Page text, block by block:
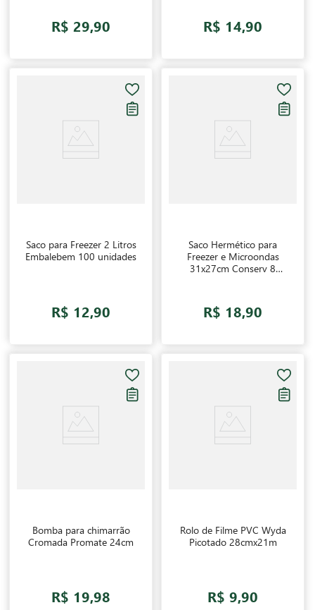
R$ 29,90 R$ 14,90
Saco para Freezer 2 Litros
Embalebem 100 unidades
R$ 12,90
Saco Hermético para
Freezer e Microondas
31x27cm Conserv 8
R$ 18,90
Bomba para chimarrão
Cromada Promate 24cm
R$ 19,98
Rolo de Filme PVC Wyda
Picotado 28cmx21m
R$ 9,90